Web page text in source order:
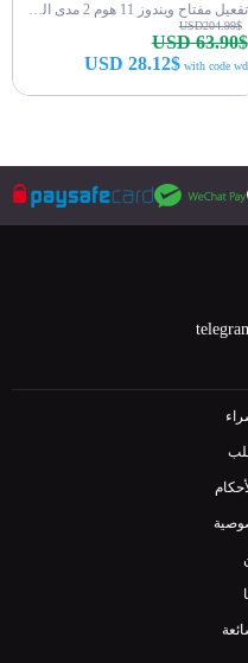
تفعيل مفتاح ويندوز 11 هوم 2 مدى الحياة
USD204.99$
USD 63.90$
USD 28.12$with code wd